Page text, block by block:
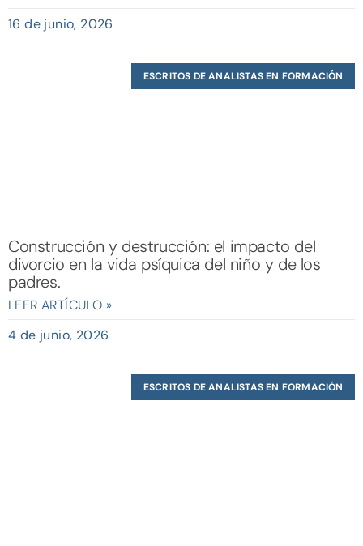
16 de junio, 2026
ESCRITOS DE ANALISTAS EN FORMACIÓN
Construcción y destrucción: el impacto del
divorcio en la vida psíquica del niño y de los
padres.
LEER ARTÍCULO »
4 de junio, 2026
ESCRITOS DE ANALISTAS EN FORMACIÓN